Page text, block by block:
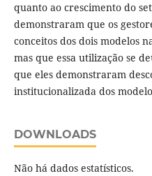
quanto ao crescimento do
demonstraram que os
conceitos dos dois modelos
mas que essa utilização se
que eles demonstraram
institucionalizada dos
DOWNLOADS
Não há dados estatísticos.